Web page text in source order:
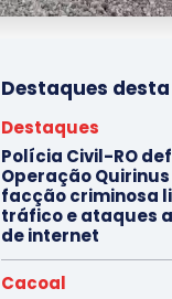
Destaques
Destaques
Polícia Civil-RO
Operação
facção criminosa
tráfico e ataques
de internet
Cacoal